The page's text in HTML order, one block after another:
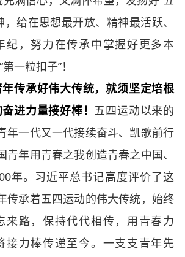
，给在思想最开放、精神最活跃、
纪，努力在传承中掌握好更多本
一粒扣子”！
传承好伟大传统，就须坚定培根
进力量接好棒！ 五四运动以来的
年一代又一代接续奋斗、凯歌前行
青年用青春之我创造青春之中国、
年。习近平总书记高度评价了这
传承着五四运动的伟大传统，始终
来路，保持代代相传，用青春力
接力棒传递至今。一支支青年先